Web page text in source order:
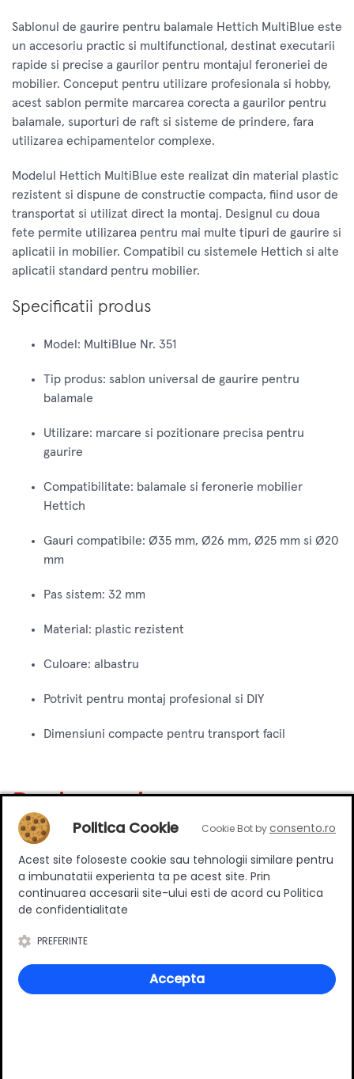
Sablonul de gaurire pentru balamale Hettich MultiBlue este
un accesoriu practic si multifunctional, destinat executarii
rapide si precise a gaurilor pentru montajul feroneriei de
mobilier. Conceput pentru utilizare profesionala si hobby,
acest sablon permite marcarea corecta a gaurilor pentru
balamale, suporturi de raft si sisteme de prindere, fara
utilizarea echipamentelor complexe.
Modelul Hettich MultiBlue este realizat din material plastic
rezistent si dispune de constructie compacta, fiind usor de
transportat si utilizat direct la montaj. Designul cu doua
fete permite utilizarea pentru mai multe tipuri de gaurire si
aplicatii in mobilier. Compatibil cu sistemele Hettich si alte
aplicatii standard pentru mobilier.
Specificatii produs
Model: MultiBlue Nr. 351
Tip produs: sablon universal de gaurire pentru
balamale
Utilizare: marcare si pozitionare precisa pentru
gaurire
Compatibilitate: balamale si feronerie mobilier
Hettich
Gauri compatibile: Ø35 mm, Ø26 mm, Ø25 mm si Ø20
mm
Pas sistem: 32 mm
Material: plastic rezistent
Culoare: albastru
Potrivit pentru montaj profesional si DIY
Dimensiuni compacte pentru transport facil
Review-uri
Deții sau ai utilizat produsul?
Spune-ți părerea acordând o nota produsului
Politica Cookie Cookie Bot byconsento.ro
Acest site foloseste cookie sau tehnologii similare pentru
a imbunatatii experienta ta pe acest site. Prin
continuarea accesarii site-ului esti de acord cu Politica
de confidentialitate
PREFERINTE
Accepta